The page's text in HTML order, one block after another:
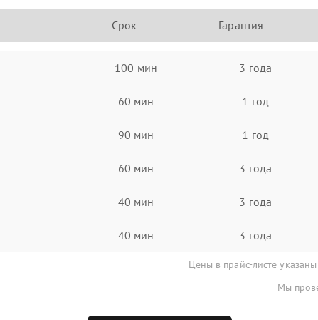
Срок Гарантия
100 мин 3 года
60 мин 1 год
90 мин 1 год
60 мин 3 года
40 мин 3 года
40 мин 3 года
Цены в прайс-листе
Мы